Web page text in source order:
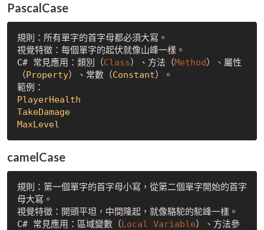
PascalCase
規則：所有單字的首字母都必須大寫。
視覺特徵：每個單字的起伏就像山峰一樣。
C# 常見應用：類別（Class）、方法（Method）、屬性
（Property）、常數（Constant）。
PlayerHealth
TakeDamage
MaxLevel
camelCase
規則：第一個單字的首字母小寫，從第二個單字開始的首字
母大寫。
視覺特徵：開頭平坦，中間隆起，就像駱駝的駝峰一樣。
C# 常見應用：區域變數（Local Variable）、方法參